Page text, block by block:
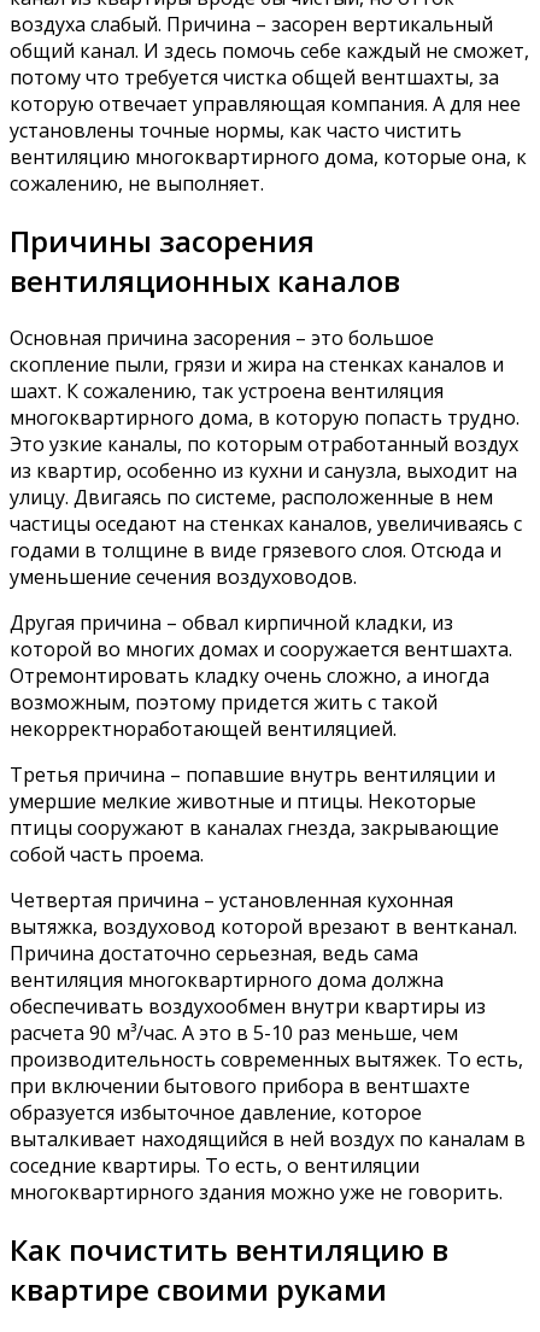
воздуха слабый. Причина – засорен вертикальный
общий канал. И здесь помочь себе каждый не сможет,
потому что требуется чистка общей вентшахты, за
которую отвечает управляющая компания. А для нее
установлены точные нормы, как часто чистить
вентиляцию многоквартирного дома, которые она, к
сожалению, не выполняет.
Причины засорения
вентиляционных каналов
Основная причина засорения – это большое
скопление пыли, грязи и жира на стенках каналов и
шахт. К сожалению, так устроена вентиляция
многоквартирного дома, в которую попасть трудно.
Это узкие каналы, по которым отработанный воздух
из квартир, особенно из кухни и санузла, выходит на
улицу. Двигаясь по системе, расположенные в нем
частицы оседают на стенках каналов, увеличиваясь с
годами в толщине в виде грязевого слоя. Отсюда и
уменьшение сечения воздуховодов.
Другая причина – обвал кирпичной кладки, из
которой во многих домах и сооружается вентшахта.
Отремонтировать кладку очень сложно, а иногда
возможным, поэтому придется жить с такой
некорректноработающей вентиляцией.
Третья причина – попавшие внутрь вентиляции и
умершие мелкие животные и птицы. Некоторые
птицы сооружают в каналах гнезда, закрывающие
собой часть проема.
Четвертая причина – установленная кухонная
вытяжка, воздуховод которой врезают в вентканал.
Причина достаточно серьезная, ведь сама
вентиляция многоквартирного дома должна
обеспечивать воздухообмен внутри квартиры из
расчета 90 м³/час. А это в 5-10 раз меньше, чем
производительность современных вытяжек. То есть,
при включении бытового прибора в вентшахте
образуется избыточное давление, которое
выталкивает находящийся в ней воздух по каналам в
соседние квартиры. То есть, о вентиляции
многоквартирного здания можно уже не говорить.
Как почистить вентиляцию в
квартире своими руками